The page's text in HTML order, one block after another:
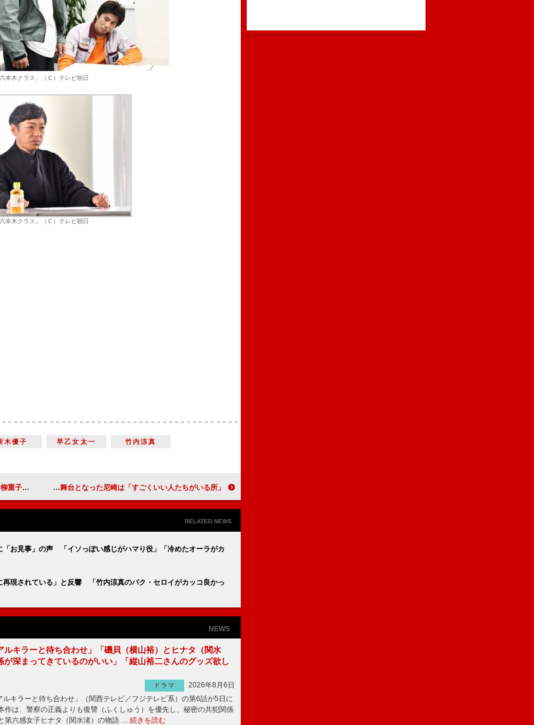
本木クラス」（Ｃ）テレビ朝日
本木クラス」（Ｃ）テレビ朝日
木優子 早乙女太一 竹内涼真
敵です」 仁村紗和＆毎田暖乃、親子を演じるために“万博公園デート” 毎田、舞台となった尼崎は「すごくいい人たちがいる所」
RELATED NEWS
「お見事」の声 「イソっぽい感じがハマり役」「冷めたオーラがカ
再現されている」と反響 「竹内涼真のパク・セロイがカッコ良かっ
NEWS
ルキラーと待ち合わせ」「磯貝（横山裕）とヒナタ（関水
が深まってきているのがいい」「縦山裕二さんのグッズ欲し
ドラマ
2026年8月6日
キラーと待ち合わせ」（関西テレビ／フジテレビ系）の第6話が5日に
は、警察の正義よりも復讐（ふくしゅう）を優先し、秘密の共犯関係
第六感女子ヒナタ（関水渚）の物語 … 続きを読む